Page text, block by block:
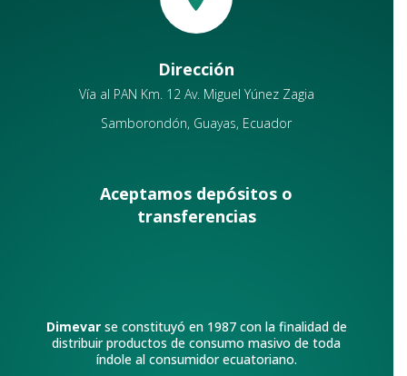
Dirección
Vía al PAN Km. 12 Av. Miguel Yúnez Zagia
Samborondón, Guayas, Ecuador
Aceptamos depósitos o
transferencias
Dimevarse constituyó en 1987 con la finalidad de
distribuir productos de consumo masivo de toda
índole al consumidor ecuatoriano.